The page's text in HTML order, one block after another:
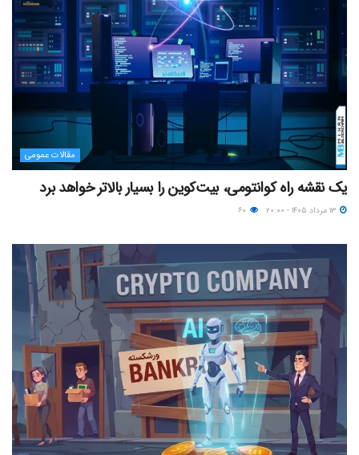
مقالات عمومی
یک نقشه راه کوانتومی، بیت‌کوین را بسیار بالاتر خواهد برد